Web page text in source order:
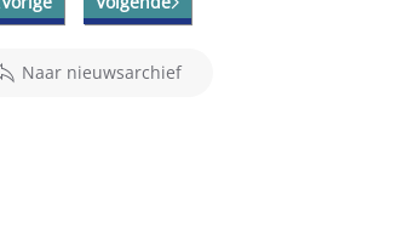
Naar nieuwsarchief